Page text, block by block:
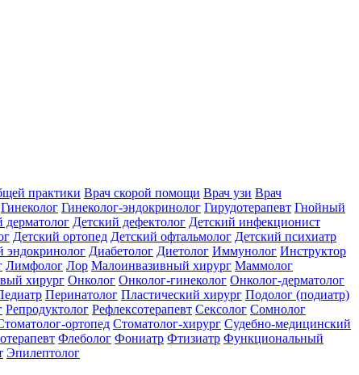
практики Врач скорой помощи Врач узи Врач
Гинеколог Гинеколог-эндокринолог Гирудотерапевт Гнойный
дерматолог Детский дефектолог Детский инфекционист
Детский ортопед Детский офтальмолог Детский психиатр
эндокринолог Диабетолог Диетолог Иммунолог Инструктор
Лимфолог Лор Малоинвазивный хирург Маммолог
хирург Онколог Онколог-гинеколог Онколог-дерматолог
Перинатолог Пластический хирург Подолог (подиатр)
Репродуктолог Рефлексотерапевт Сексолог Сомнолог
ортопед Стоматолог-хирург Судебно-медицинский
Флеболог Фониатр Фтизиатр Функциональный
Эпилептолог